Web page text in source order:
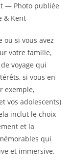
— Photo publiée
& Kent
ou si vous avez
votre famille,
voyage qui
si vous en
exemple,
vos adolescents)
inclut le choix
et la
qui
et immersive.